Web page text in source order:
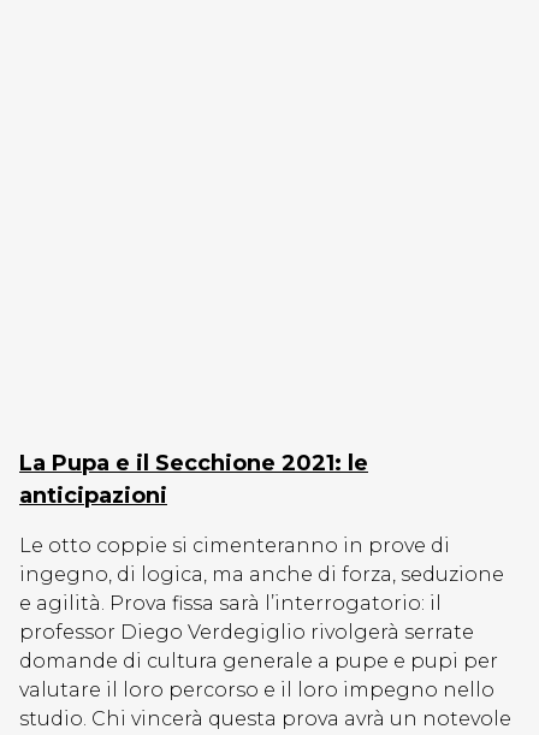
La Pupa e il Secchione 2021: le
anticipazioni
Le otto coppie si cimenteranno in prove di
ingegno, di logica, ma anche di forza, seduzione
e agilità. Prova fissa sarà l’interrogatorio: il
professor Diego Verdegiglio rivolgerà serrate
domande di cultura generale a pupe e pupi per
valutare il loro percorso e il loro impegno nello
studio. Chi vincerà questa prova avrà un notevole